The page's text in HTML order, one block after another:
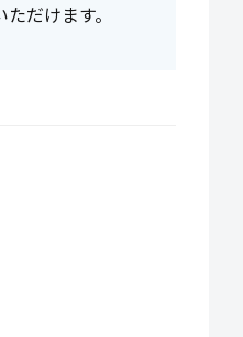
だけます。